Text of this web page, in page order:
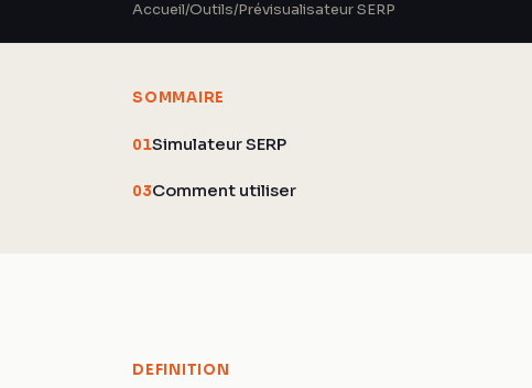
Accueil/Outils/Prévisualisateur SERP
SOMMAIRE
01Simulateur SERP
03Comment utiliser
DEFINITION